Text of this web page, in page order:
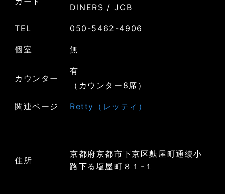
DINERS / JCB
TEL 050-5462-4906
個室 無
カウンター
有
（カウンター8席）
関連ページ Retty（レッティ）
住所
京都府京都市下京区麩屋町通綾小
路下る塩屋町８１-１